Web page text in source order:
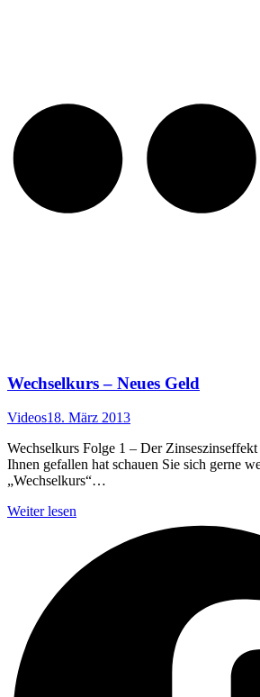
Wechselkurs – Neues Geld
Videos18. März 2013
Wechselkurs Folge 1 – Der
Ihnen gefallen hat schauen Sie sich gerne
„Wechselkurs“…
Weiter lesen